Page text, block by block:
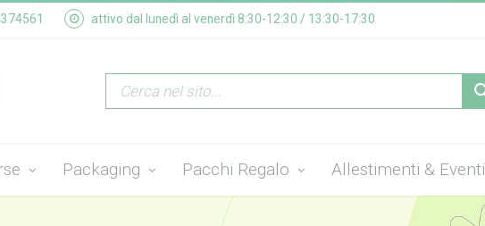
attivo dal lunedì al venerdì 8:30-12:30 / 13:30-17:30
Packaging Pacchi Regalo Allestimenti & Eventi